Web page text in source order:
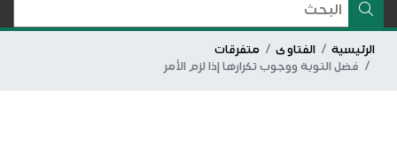
الرئيسية الفتاوى
متفرقات
فضل التوبة ووجوب تكرارها إذا لزم الأمر